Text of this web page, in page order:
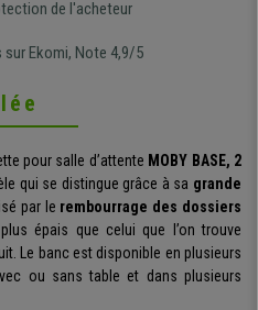
de l'acheteur
Ekomi, Note 4,9/5
pour salle d’attente MOBY BASE, 2
qui se distingue grâce à sa grande
par le rembourrage des dossiers
épais que celui que l’on trouve
Le banc est disponible en plusieurs
ou sans table et dans plusieurs